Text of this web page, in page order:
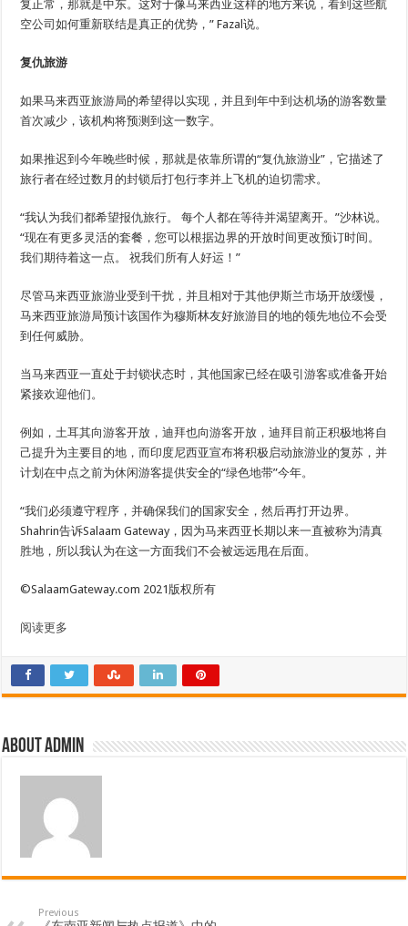
复正常，那就是中东。这对于像马来西亚这样的地方来说，看到这些航
空公司如何重新联结是真正的优势，” Fazal说。
复仇旅游
如果马来西亚旅游局的希望得以实现，并且到年中到达机场的游客数量
首次减少，该机构将预测到这一数字。
如果推迟到今年晚些时候，那就是依靠所谓的“复仇旅游业”，它描述了
旅行者在经过数月的封锁后打包行李并上飞机的迫切需求。
“我认为我们都希望报仇旅行。 每个人都在等待并渴望离开。”沙林说。
“现在有更多灵活的套餐，您可以根据边界的开放时间更改预订时间。
我们期待着这一点。 祝我们所有人好运！”
尽管马来西亚旅游业受到干扰，并且相对于其他伊斯兰市场开放缓慢，
马来西亚旅游局预计该国作为穆斯林友好旅游目的地的领先地位不会受
到任何威胁。
当马来西亚一直处于封锁状态时，其他国家已经在吸引游客或准备开始
紧接欢迎他们。
例如，土耳其向游客开放，迪拜也向游客开放，迪拜目前正积极地将自
己提升为主要目的地，而印度尼西亚宣布将积极启动旅游业的复苏，并
计划在中点之前为休闲游客提供安全的“绿色地带”今年。
“我们必须遵守程序，并确保我们的国家安全，然后再打开边界。
Shahrin告诉Salaam Gateway，因为马来西亚长期以来一直被称为清真
胜地，所以我认为在这一方面我们不会被远远甩在后面。
©SalaamGateway.com 2021版权所有
阅读更多
About admin
Previous